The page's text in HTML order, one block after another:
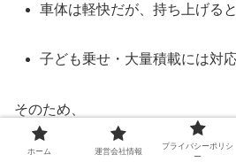
車体は軽快だが、持ち上げる
子ども乗せ・大量積載には対
そのため、
「リュック通勤」「荷物は最低限」
ホーム 運営会社情報
プライバシーポリシ
ー